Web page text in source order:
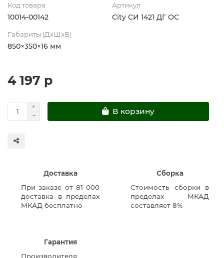
Код товара
10014-00142
Артикул
City СИ 1421 ДГ ОС
Габариты (ДхШхВ)
850×350×16 мм
4 197 р
В корзину
Доставка
При заказе от 81 000
доставка в пределах
МКАД бесплатно
Сборка
Стоимость сборки в
пределах МКАД
составляет 8%
Гарантия
Производителя